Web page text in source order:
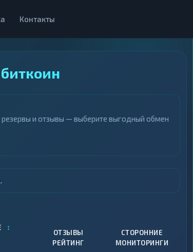
Контакты
резервы и отзывы — выберите выгодный обмен
↕
ОТЗЫВЫ
РЕЙТИНГ
СТОРОННИЕ
МОНИТОРИНГИ